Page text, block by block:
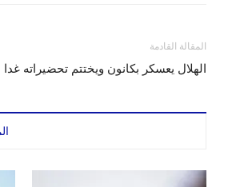
المقالة القادمة
الهلال يعسكر بكانون ويختتم تحضيراته غدا